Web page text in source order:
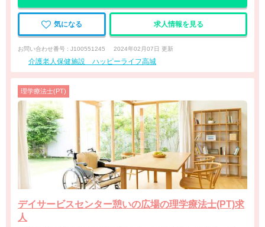
気になる 求人情報を見る
お問い合わせ番号 : J100551245 2024年02月07日 更新
介護老人保健施設 ハッピーライフ高城
理学療法士(PT)
デイサービスセンター憩いの広場の理学療法士(PT)求
人